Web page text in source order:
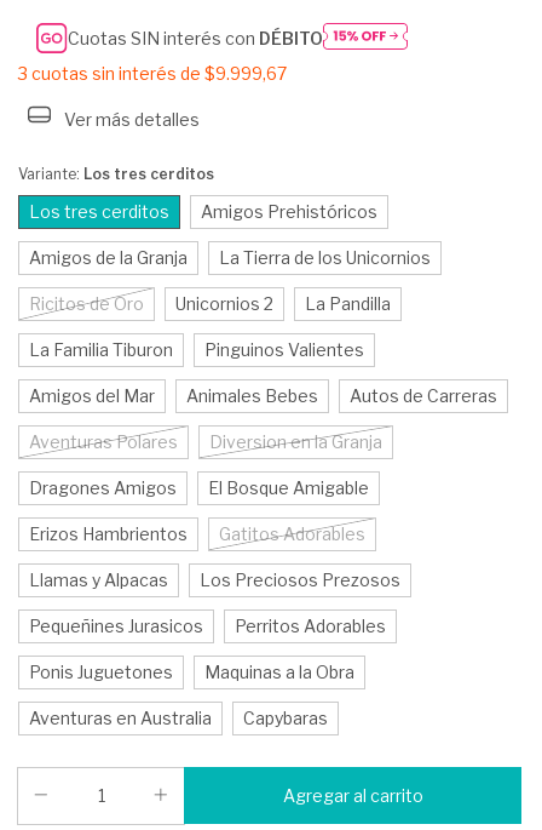
Cuotas SIN interés con DÉBITO
3 cuotas sin interés de $9.999,67
Ver más detalles
Variante: Los tres cerditos
Los tres cerditos Amigos Prehistóricos
Amigos de la Granja La Tierra de los Unicornios
Ricitos de Oro Unicornios 2 La Pandilla
La Familia Tiburon Pinguinos Valientes
Amigos del Mar Animales Bebes Autos de Carreras
Aventuras Polares Diversion en la Granja
Dragones Amigos El Bosque Amigable
Erizos Hambrientos Gatitos Adorables
Llamas y Alpacas Los Preciosos Prezosos
Pequeñines Jurasicos Perritos Adorables
Ponis Juguetones Maquinas a la Obra
Aventuras en Australia Capybaras